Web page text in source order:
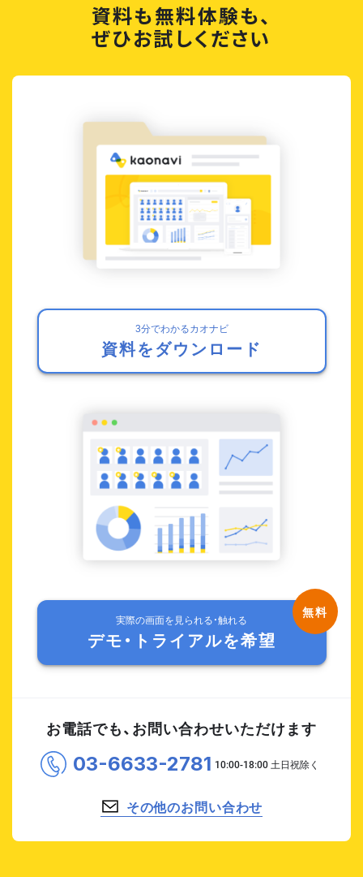
資料も無料体験も、
ぜひお試しください
3分でわかるカオナビ
資料をダウンロード
実際の画面を見られる・触れる
デモ・トライアルを希望
お電話でも、お問い合わせいただけます
03-6633-2781
その他のお問い合わせ